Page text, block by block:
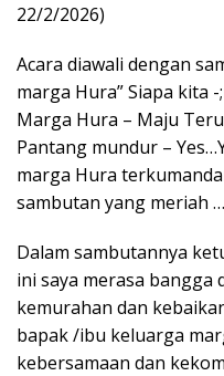
22/2/2026)
Acara diawali dengan
marga Hura” Siapa kita
Marga Hura – Maju
Pantang mundur –
marga Hura
sambutan yang meriah
Dalam sambutannya
ini saya merasa bangga
kemurahan dan
bapak /ibu keluarga
kebersamaan dan